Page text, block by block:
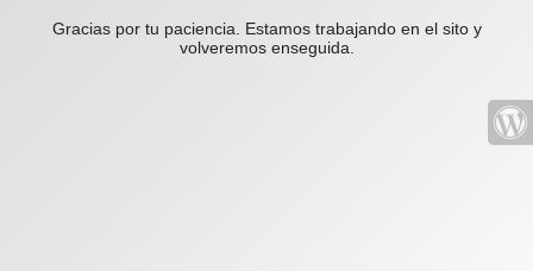
Gracias por tu paciencia. Estamos trabajando en el sito y
volveremos enseguida.